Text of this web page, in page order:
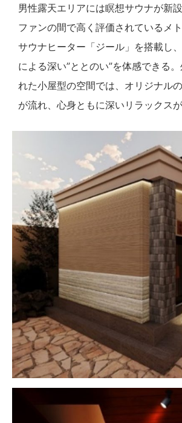
男性露天エリアには瞑想サウナが新
ファンの間で高く評価されているメ
サウナヒーター「ジール」を搭載し
による深い”ととのい”を体感できる
れた小屋型の空間では、オリジナル
が流れ、心身ともに深いリラックスが